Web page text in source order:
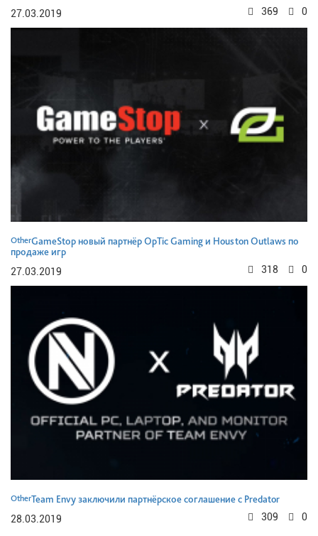
27.03.2019
0
369
OtherGameStop новый партнёр OpTic Gaming и Houston Outlaws по
продаже игр
27.03.2019
0
318
OtherTeam Envy заключили партнёрское соглашение с Predator
28.03.2019
0
309